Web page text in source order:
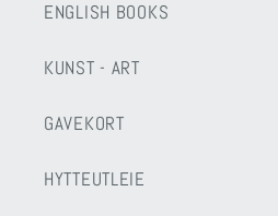
ENGLISH BOOKS
KUNST - ART
GAVEKORT
HYTTEUTLEIE